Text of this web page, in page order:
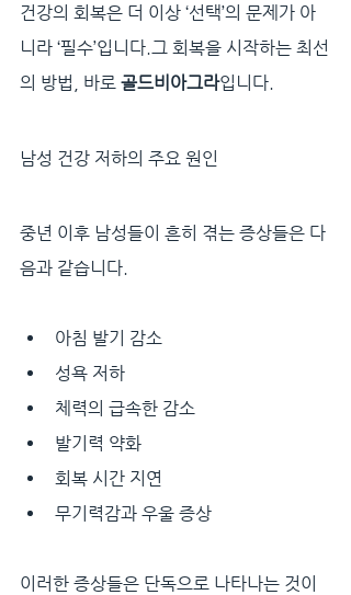
건강의 회복은 더 이상 ‘선택’의 문제가 아
니라 ‘필수’입니다.그 회복을 시작하는 최선
의 방법, 바로 골드비아그라입니다.
남성 건강 저하의 주요 원인
중년 이후 남성들이 흔히 겪는 증상들은 다
음과 같습니다.
아침 발기 감소
성욕 저하
체력의 급속한 감소
발기력 약화
회복 시간 지연
무기력감과 우울 증상
이러한 증상들은 단독으로 나타나는 것이